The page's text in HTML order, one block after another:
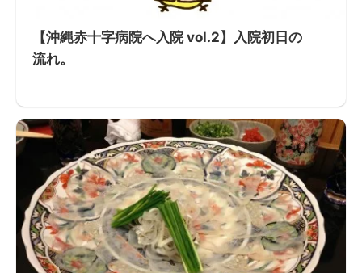
【沖縄赤十字病院へ入院 vol.2】入院初日の
流れ。